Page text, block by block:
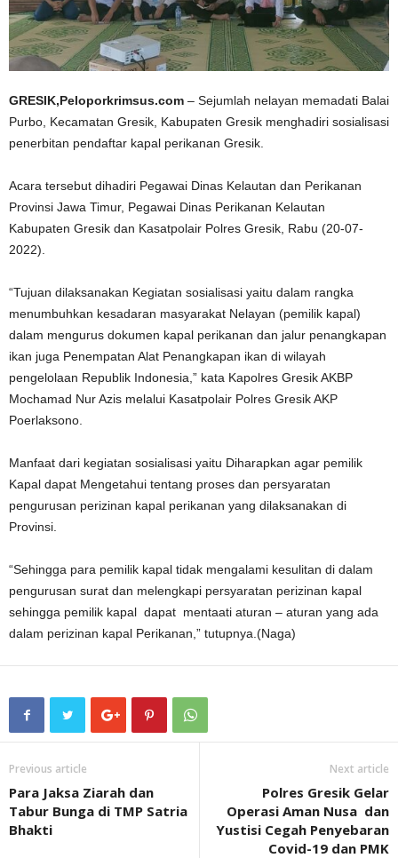
GRESIK,Peloporkrimsus.com – Sejumlah nelayan memadati Balai
Purbo, Kecamatan Gresik, Kabupaten Gresik menghadiri sosialisasi
penerbitan pendaftar kapal perikanan Gresik.
Acara tersebut dihadiri Pegawai Dinas Kelautan dan Perikanan
Provinsi Jawa Timur, Pegawai Dinas Perikanan Kelautan
Kabupaten Gresik dan Kasatpolair Polres Gresik, Rabu (20-07-
2022).
“Tujuan dilaksanakan Kegiatan sosialisasi yaitu dalam rangka
menumbuhkan kesadaran masyarakat Nelayan (pemilik kapal)
dalam mengurus dokumen kapal perikanan dan jalur penangkapan
ikan juga Penempatan Alat Penangkapan ikan di wilayah
pengelolaan Republik Indonesia,” kata Kapolres Gresik AKBP
Mochamad Nur Azis melalui Kasatpolair Polres Gresik AKP
Poerlaksono.
Manfaat dari kegiatan sosialisasi yaitu Diharapkan agar pemilik
Kapal dapat Mengetahui tentang proses dan persyaratan
pengurusan perizinan kapal perikanan yang dilaksanakan di
Provinsi.
“Sehingga para pemilik kapal tidak mengalami kesulitan di dalam
pengurusan surat dan melengkapi persyaratan perizinan kapal
sehingga pemilik kapal dapat mentaati aturan – aturan yang ada
dalam perizinan kapal Perikanan,” tutupnya.(Naga)
Previous article
Para Jaksa Ziarah dan
Tabur Bunga di TMP Satria
Bhakti
Next article
Polres Gresik Gelar
Operasi Aman Nusa dan
Yustisi Cegah Penyebaran
Covid-19 dan PMK